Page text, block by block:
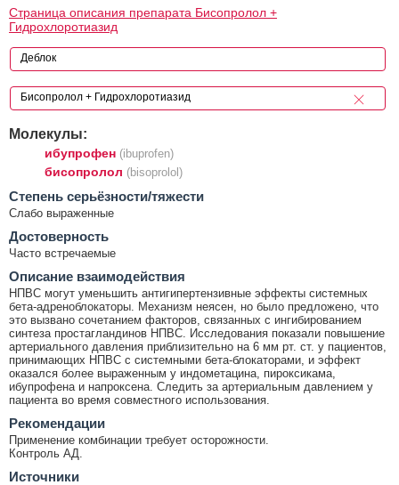
Страница описания препарата Бисопролол +
Гидрохлоротиазид
Молекулы:
ибупрофен (ibuprofen)
бисопролол (bisoprolol)
Cтепень серьёзности/тяжести
Слабо выраженные
Достоверность
Часто встречаемые
Описание взаимодействия
НПВС могут уменьшить антигипертензивные эффекты системных
бета-адреноблокаторы. Механизм неясен, но было предложено, что
это вызвано сочетанием факторов, связанных с ингибированием
синтеза простагландинов НПВС. Исследования показали повышение
артериального давления приблизительно на 6 мм рт. ст. у пациентов,
принимающих НПВС с системными бета-блокаторами, и эффект
оказался более выраженным у индометацина, пироксикама,
ибупрофена и напроксена. Следить за артериальным давлением у
пациента во время совместного использования.
Рекомендации
Применение комбинации требует осторожности.
Контроль АД.
Источники